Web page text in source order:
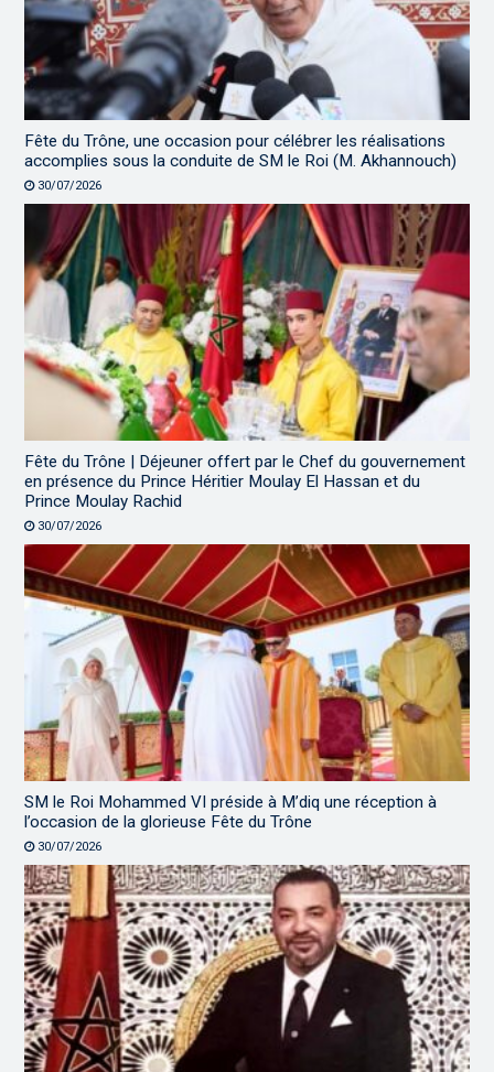
Fête du Trône, une occasion pour célébrer les réalisations
accomplies sous la conduite de SM le Roi (M. Akhannouch)
30/07/2026
Fête du Trône | Déjeuner offert par le Chef du gouvernement
en présence du Prince Héritier Moulay El Hassan et du
Prince Moulay Rachid
30/07/2026
SM le Roi Mohammed VI préside à M’diq une réception à
l’occasion de la glorieuse Fête du Trône
30/07/2026